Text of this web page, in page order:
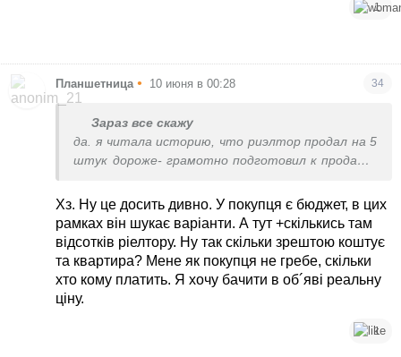
1
Планшетница • 10 июня в 00:28 34
Зараз все скажу
да. я читала историю, что риэлтор продал на 5
штук дороже- грамотно подготовил к продаже,
при этом нанят был продавцом и предоставлял
интересы продавца, и никак иначе. комиссия с
продавца соответственно
Хз. Ну це досить дивно. У покупця є бюджет, в цих
рамках він шукає варіанти. А тут +скількись там
відсотків ріелтору. Ну так скільки зрештою коштує
та квартира? Мене як покупця не гребе, скільки
хто кому платить. Я хочу бачити в об´яві реальну
ціну.
1